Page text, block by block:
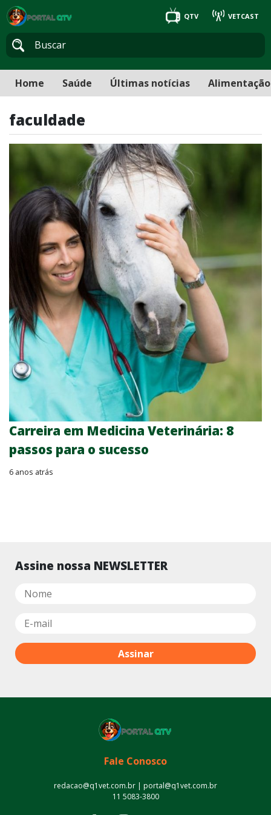
QTV VETCAST
Home Saúde Últimas notícias Alimentação
faculdade
Carreira em Medicina Veterinária: 8
passos para o sucesso
6 anos atrás
Assine nossa NEWSLETTER
Fale Conosco
redacao@q1vet.com.br | portal@q1vet.com.br
11 5083-3800